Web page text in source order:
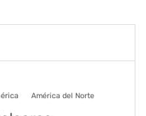
América del Norte